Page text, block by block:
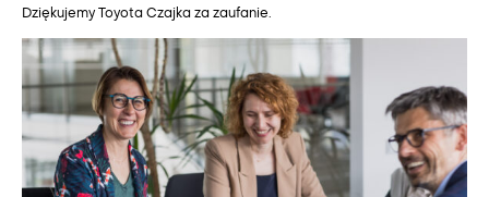
Dziękujemy Toyota Czajka za zaufanie.